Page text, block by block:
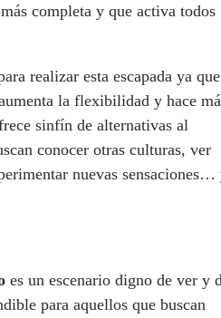
completa y que activa todos
realizar esta escapada ya que
la flexibilidad y hace
sinfín de alternativas al
conocer otras culturas, ver
nuevas sensaciones…
es un escenario digno de ver y
para aquellos que buscan